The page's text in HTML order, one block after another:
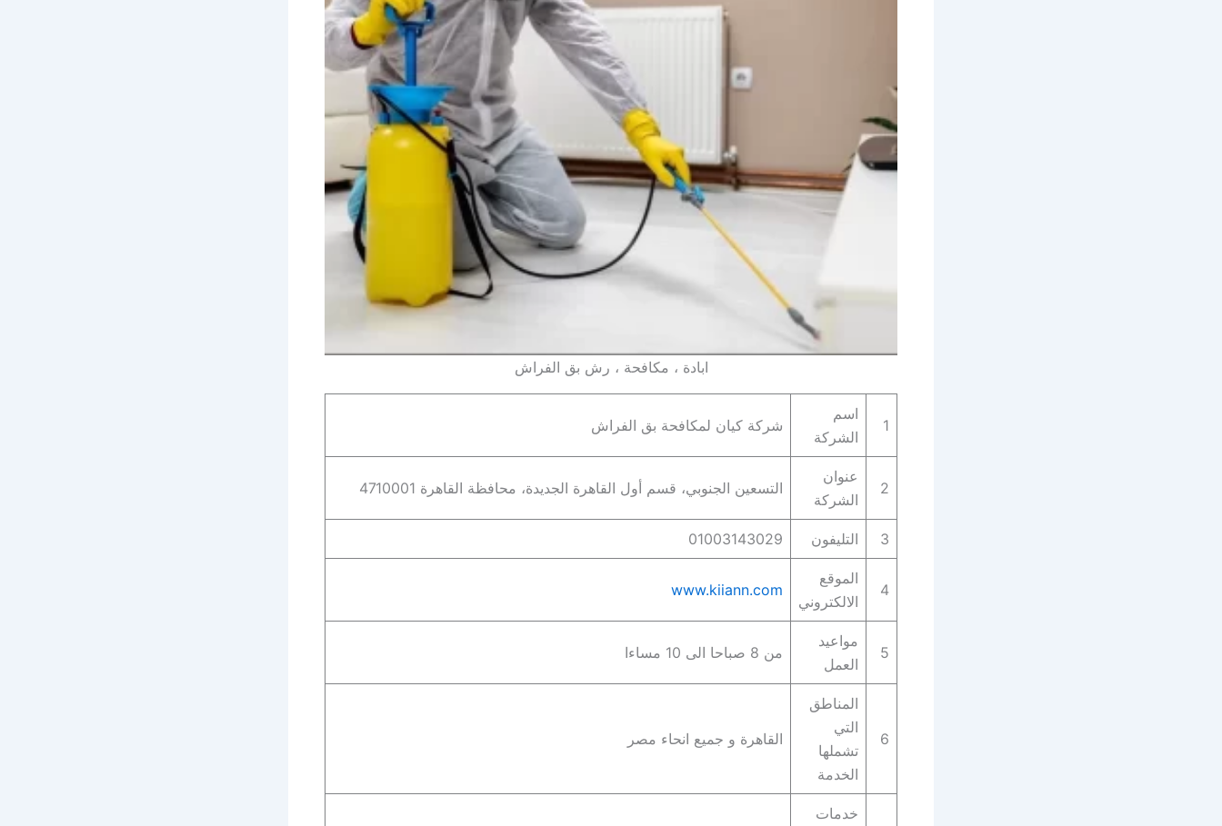
ابادة ، مكافحة ، رش بق الفراش
1
اسم
الشركة
شركة كيان لمكافحة بق الفراش
2
عنوان
الشركة
التسعين الجنوبي، قسم أول القاهرة الجديدة، محافظة القاهرة‬ 4710001
3 التليفون 01003143029
4
الموقع
الالكتروني
www.kiiann.com
5
مواعيد
العمل
من 8 صباحا الى 10 مساءا
6
المناطق
التي
تشملها
الخدمة
القاهرة و جميع انحاء مصر
خدمات